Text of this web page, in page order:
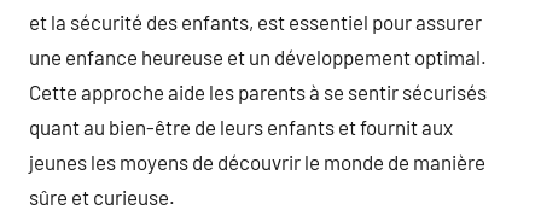
et la sécurité des enfants, est essentiel pour assurer
une enfance heureuse et un développement optimal.
Cette approche aide les parents à se sentir sécurisés
quant au bien-être de leurs enfants et fournit aux
jeunes les moyens de découvrir le monde de manière
sûre et curieuse.